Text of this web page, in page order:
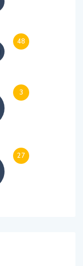
48
3
27